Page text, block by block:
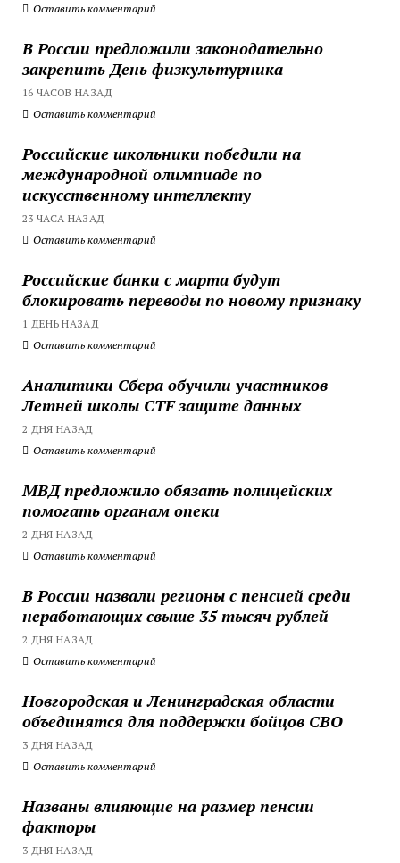
Оставить комментарий
В России предложили законодательно
закрепить День физкультурника
16 ЧАСОВ НАЗАД
Оставить комментарий
Российские школьники победили на
международной олимпиаде по
искусственному интеллекту
23 ЧАСА НАЗАД
Оставить комментарий
Российские банки с марта будут
блокировать переводы по новому признаку
1 ДЕНЬ НАЗАД
Оставить комментарий
Аналитики Сбера обучили участников
Летней школы CTF защите данных
2 ДНЯ НАЗАД
Оставить комментарий
МВД предложило обязать полицейских
помогать органам опеки
2 ДНЯ НАЗАД
Оставить комментарий
В России назвали регионы с пенсией среди
неработающих свыше 35 тысяч рублей
2 ДНЯ НАЗАД
Оставить комментарий
Новгородская и Ленинградская области
объединятся для поддержки бойцов СВО
3 ДНЯ НАЗАД
Оставить комментарий
Названы влияющие на размер пенсии
факторы
3 ДНЯ НАЗАД